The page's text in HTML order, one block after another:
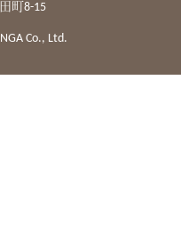
町8-15
Co., Ltd.